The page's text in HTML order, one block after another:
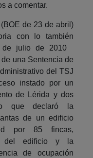
a comentar.
de 23 de abril)
con lo también
de julio de 2010
una Sentencia de
del TSJ
instado por un
de Lérida y dos
que declaró la
de un edificio
por 85 fincas,
del edificio y la
de ocupación